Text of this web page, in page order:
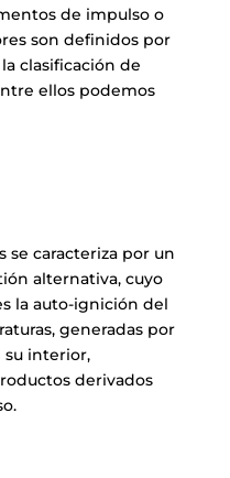
de impulso o
son definidos por
clasificación de
ellos podemos
se caracteriza por un
alternativa, cuyo
la auto-ignición del
generadas por
su interior,
derivados